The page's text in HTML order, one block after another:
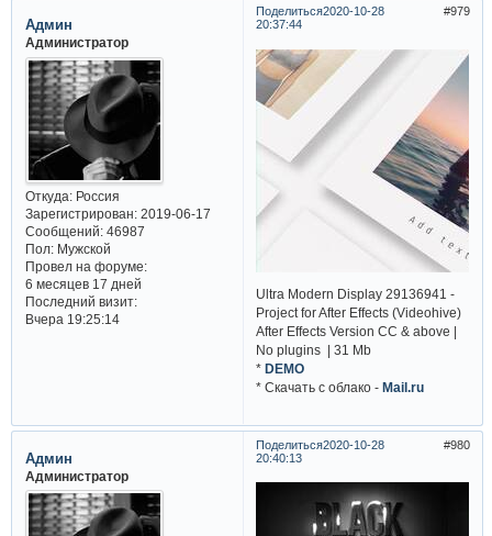
Поделиться 979
2020-10-28
20:37:44
Админ
Администратор
Откуда:Россия
Зарегистрирован: 2019-06-17
Сообщений:46987
Пол:Мужской
Провел на форуме:
6 месяцев 17 дней
Последний визит:
Вчера 19:25:14
Ultra Modern Display 29136941 -
Project for After Effects (Videohive)
After Effects Version CC & above |
No plugins | 31 Mb
* DEMO
* Cкачать с облако - Mail.ru
Поделиться 980
2020-10-28
20:40:13
Админ
Администратор